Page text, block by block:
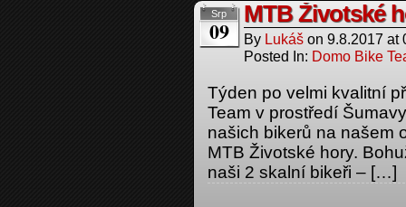
Srp
09
MTB Životské
By Lukáš on 9.8.2017 at
Posted In: Domo Bike
Týden po velmi kvalitní
Team v prostředí
našich bikerů na našem
MTB Životské hory.
naši 2 skalní bikeři – […]